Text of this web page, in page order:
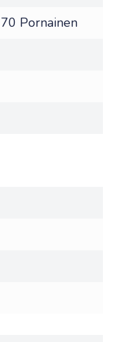
Pornainen